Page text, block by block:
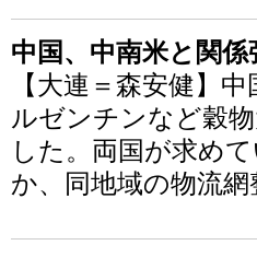
中国、中南米と関
【大連＝森安健】
ルゼンチンなど穀
した。両国が求め
か、同地域の物流